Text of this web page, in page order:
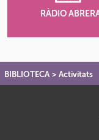
RÀDIO
BIBLIOTECA > Activitats